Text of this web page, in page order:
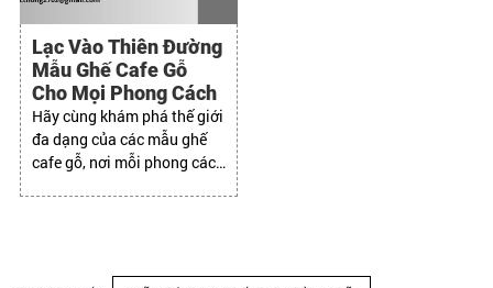
Lạc Vào Thiên Đường
Mẫu Ghế Cafe Gỗ
Cho Mọi Phong Cách
Hãy cùng khám phá thế giới
đa dạng của các mẫu ghế
cafe gỗ, nơi mỗi phong cách